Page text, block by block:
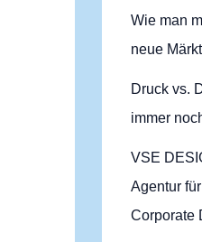
Wie man
neue
Druck vs.
immer
VSE
Agentur
Corporate